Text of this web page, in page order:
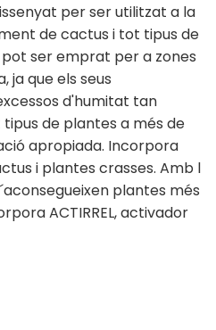
per ser utilitzat a la
de cactus i tot tipus de
ser emprat per a zones
ja que els seus
d'humitat tan
de plantes a més de
apropiada. Incorpora
i plantes crasses. Amb l
plantes més
ACTIRREL, activador